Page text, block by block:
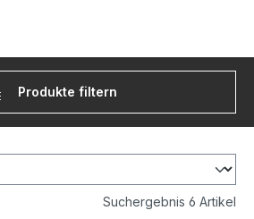
Produkte filtern
Suchergebnis 6 Artikel